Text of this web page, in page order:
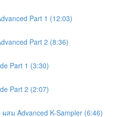
Part 1 (12:03)
Part 2 (8:36)
Part 1 (3:30)
Part 2 (2:07)
สม Advanced K-Sampler (6:46)